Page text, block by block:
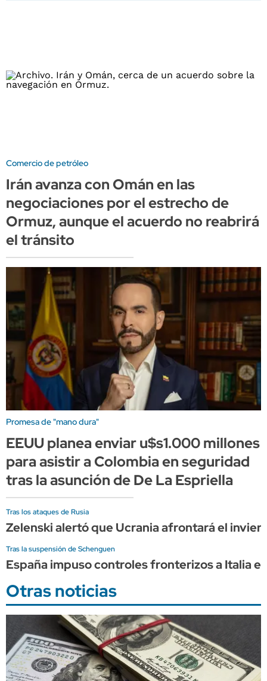
Comercio de petróleo
Irán avanza con Omán en las
negociaciones por el estrecho de
Ormuz, aunque el acuerdo no reabrirá
el tránsito
Promesa de "mano dura"
EEUU planea enviar u$s1.000 millones
para asistir a Colombia en seguridad
tras la asunción de De La Espriella
Tras los ataques de Rusia
Zelenski alertó que Ucrania afrontará el
Tras la suspensión de Schenguen
España impuso controles fronterizos a Italia
Otras noticias